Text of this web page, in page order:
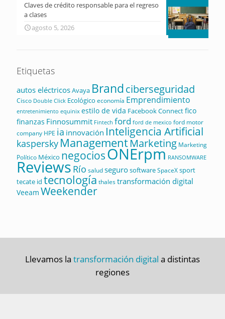
Claves de crédito responsable para el regreso
a clases
agosto 5, 2026
Etiquetas
autos eléctricosAvaya Brandciberseguridad
Cisco Double Click Ecológico economía Emprendimiento
entretenimiento equinix estilo de vida Facebook Connectfico
finanzas Finnosummit Fintech ford ford de mexico ford motor
company HPE ia innovación Inteligencia Artificial
kaspersky ManagementMarketing Marketing
Político México negociosONErpm RANSOMWARE
Reviews Río saludsegurosoftwareSpaceXsport
tecate id tecnología thalestransformación digital
Veeam Weekender
Llevamos la transformación digital a distintas
regiones